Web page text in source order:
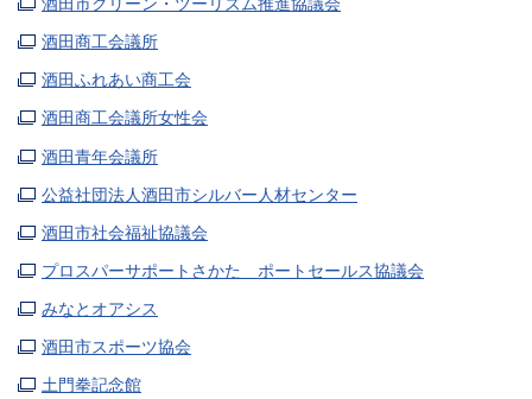
酒田市グリーン・ツーリズム推進協議会
酒田商工会議所
酒田ふれあい商工会
酒田商工会議所女性会
酒田青年会議所
公益社団法人酒田市シルバー人材センター
酒田市社会福祉協議会
プロスパーサポートさかた ポートセールス協議会
みなとオアシス
酒田市スポーツ協会
土門拳記念館